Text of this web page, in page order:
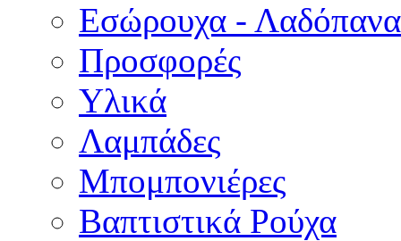
Εσώρουχα -
Προσφορές
Υλικά
Λαμπάδες
Μπομπονιέρες
Βαπτιστικά Ρούχα